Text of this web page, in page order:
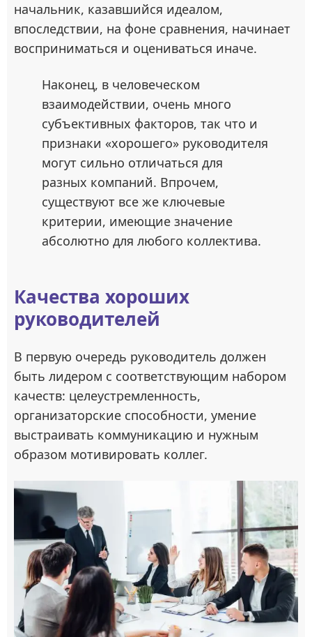
начальник, казавшийся идеалом,
впоследствии, на фоне сравнения, начинает
восприниматься и оцениваться иначе.
Наконец, в человеческом
взаимодействии, очень много
субъективных факторов, так что и
признаки «хорошего» руководителя
могут сильно отличаться для
разных компаний. Впрочем,
существуют все же ключевые
критерии, имеющие значение
абсолютно для любого коллектива.
Качества хороших
руководителей
В первую очередь руководитель должен
быть лидером с соответствующим набором
качеств: целеустремленность,
организаторские способности, умение
выстраивать коммуникацию и нужным
образом мотивировать коллег.